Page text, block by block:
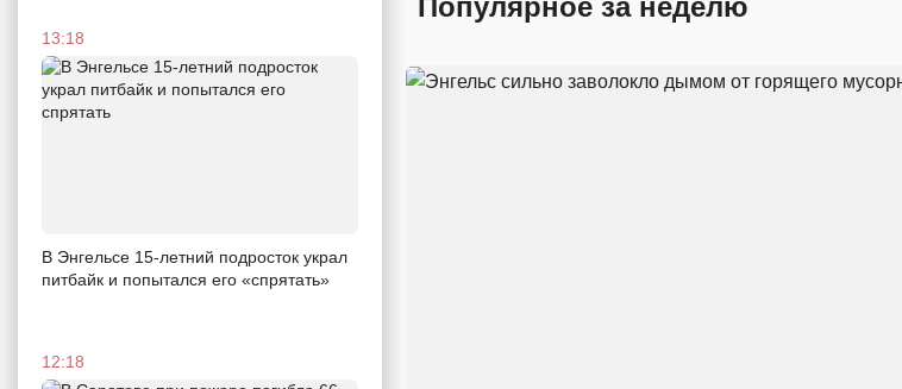
13:18
В Энгельсе 15-летний подросток украл
питбайк и попытался его «спрятать»
12:18
Популярное за неделю